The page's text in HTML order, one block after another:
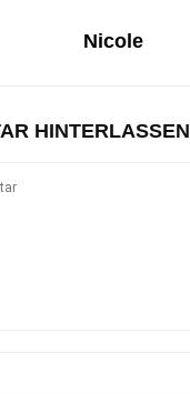
Nicole
HINTERLASSEN